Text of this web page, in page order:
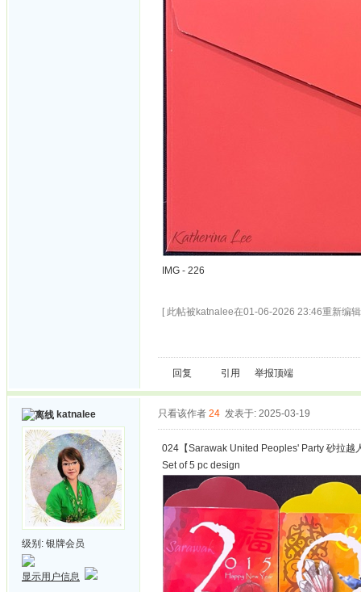
IMG - 226
[ 此帖被katnalee在01-06-2026 23:46重新编
回复 引用 举报顶端
katnalee
级别: 银牌会员
显示用户信息
只看该作者 24 发表于: 2025-03-19
024【Sarawak United Peoples' Party 砂拉越
Set of 5 pc design